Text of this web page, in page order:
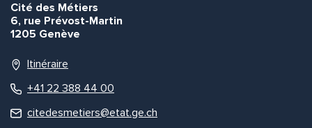
Cité des Métiers
6, rue Prévost-Martin
1205 Genève
Itinéraire
+41 22 388 44 00
citedesmetiers@etat.ge.ch